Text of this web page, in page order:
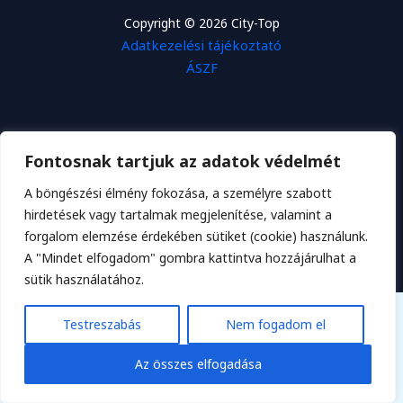
Fontosnak tartjuk az adatok védelmét
A böngészési élmény fokozása, a személyre szabott
hirdetések vagy tartalmak megjelenítése, valamint a
forgalom elemzése érdekében sütiket (cookie) használunk.
A "Mindet elfogadom" gombra kattintva hozzájárulhat a
sütik használatához.
Testreszabás Nem fogadom el
Az összes elfogadása
Copyright © 2026 City-Top
Adatkezelési tájékoztató
ÁSZF
Biztonságos fizetés: